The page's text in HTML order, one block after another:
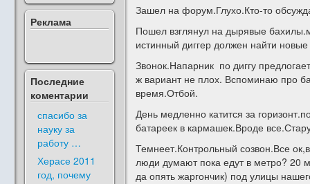
Реклама
Последние
коментарии
спасибо за
науку за
работу …
Херасе 2011
год, почему
Зашел на форум.Глухо.Кто-то
Пошел взглянул на дырявые
истинный диггер должен найти
Звонок.Напарник по диггу
ж вариант не плох. Вспоминаю про
время.Отбой.
День медленно катится за
батареек в кармашек.Вроде
Темнеет.Контрольный созвон.Все
люди думают пока едут в метро? 20
да опять жаргончик) под улицы